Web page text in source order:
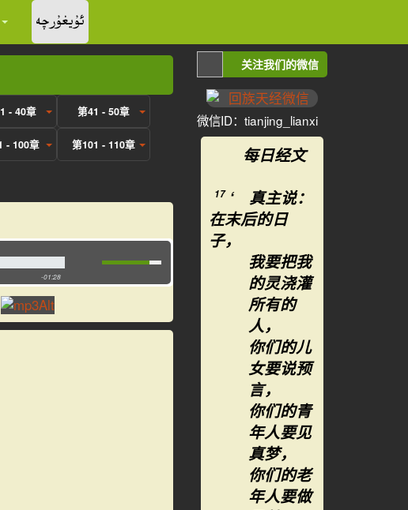
ئۇيغۇرچە
- 40章 第41 - 50章
- 100章 第101 - 110章
-01:28
关注我们的微信
微信ID：tianjing_lianxi
每日经文
17 ‘ 真主说：
在末后的日
子，
我要把我
的灵浇灌
所有的
人，
你们的儿
女要说预
言，
你们的青
年人要见
真梦，
你们的老
年人要做